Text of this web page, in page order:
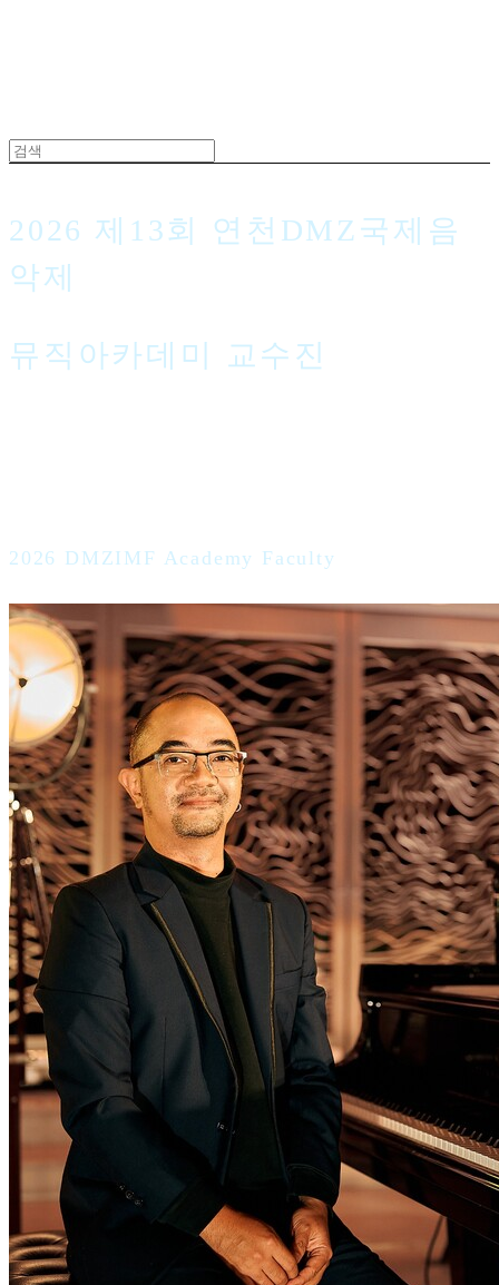
2026 제13회 연천DMZ국제음
악제
뮤직아카데미 교수진
2026 DMZIMF Academy Faculty